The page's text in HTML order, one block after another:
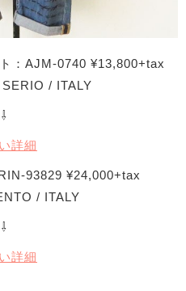
：AJM-0740 ¥13,800+tax
/ ITALY
⇩
詳細
93829 ¥24,000+tax
/ ITALY
⇩
詳細